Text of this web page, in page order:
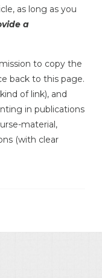
as long as you
a
to copy the
back to this page.
of link), and
in publications
material,
(with clear